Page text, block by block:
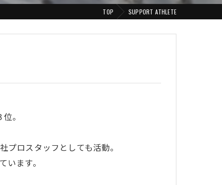
TOP SUPPORT ATHLETE
。
プロスタッフとしても活動。
ます。